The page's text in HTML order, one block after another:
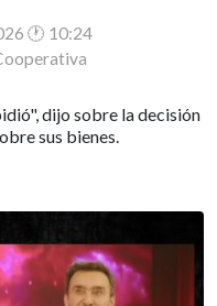
🕐 10:24
dijo sobre la decisión
sus bienes.